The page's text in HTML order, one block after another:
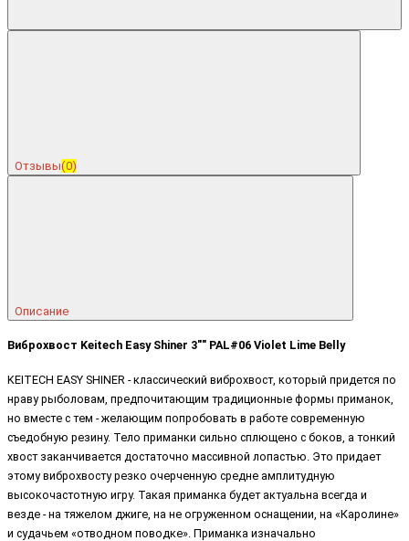
Отзывы(0)
Описание
Виброхвост Keitech Easy Shiner 3"" PAL#06 Violet Lime Belly
KEITECH EASY SHINER - классический виброхвост, который придется по
нраву рыболовам, предпочитающим традиционные формы приманок,
но вместе с тем - желающим попробовать в работе современную
съедобную резину. Тело приманки сильно сплющено с боков, а тонкий
хвост заканчивается достаточно массивной лопастью. Это придает
этому виброхвосту резко очерченную средне амплитудную
высокочастотную игру. Такая приманка будет актуальна всегда и
везде - на тяжелом джиге, на не огруженном оснащении, на «Каролине»
и судачьем «отводном поводке». Приманка изначально